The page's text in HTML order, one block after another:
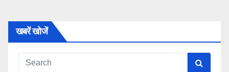
खबरें खोजें